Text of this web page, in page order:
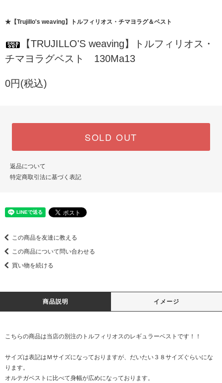
★【Trujillo's weaving】トルフィリオス・チマヨラグ＆ベスト
【TRUJILLO'S weaving】トルフィリオス・
チマヨラグベスト 130Ma13
0円(税込)
SOLD OUT
返品について
特定商取引法に基づく表記
この商品を友達に教える
この商品について問い合わせる
買い物を続ける
商品説明 イメージ
こちらの商品は当店の別注のトルフィリオスのレギュラーベストです！！
サイズは表記はＭサイズになっておりますが、だいたい３８サイズぐらいにな
ります。
オルテガベストに比べて身幅が広めになっております。